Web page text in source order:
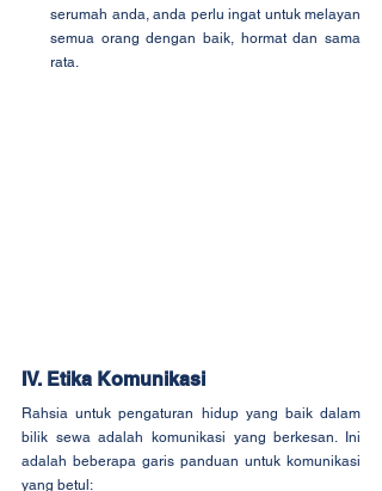
serumah anda, anda perlu ingat untuk melayan
semua orang dengan baik, hormat dan sama
rata.
IV. Etika Komunikasi
Rahsia untuk pengaturan hidup yang baik dalam
bilik sewa adalah komunikasi yang berkesan. Ini
adalah beberapa garis panduan untuk komunikasi
yang betul: